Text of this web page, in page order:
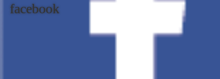
facebook